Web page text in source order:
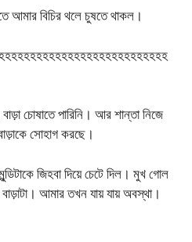
আমার বিচির থলে চুষতে থাকল।
চোষাতে পারিনি। আর শান্তা নিজে
সোহাগ করছে।
জিহবা দিয়ে চেটে দিল। মুখ গোল
আমার তখন যায় যায় অবস্থা।